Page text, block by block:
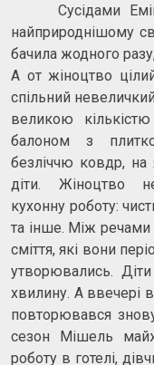
Сусідами
найприроднішому
бачила жодного
А от жіноцтво
спільний
великою
балоном з
безліччю ковдр, на
діти. Жіноцтво
кухонну роботу:
та інше. Між речами
сміття, які вони
утворювались.
хвилину. А ввечері
повторювався
сезон Мішель
роботу в готелі,